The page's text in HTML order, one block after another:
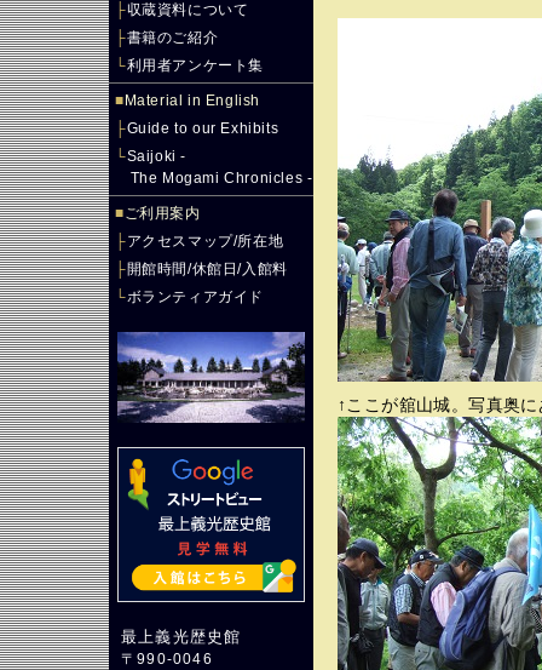
├収蔵資料について
├書籍のご紹介
└利用者アンケート集
■ Material in English
├Guide to our Exhibits
└Saijoki -
The Mogami Chronicles -
■ご利用案内
├アクセスマップ/所在地
├開館時間/休館日/入館料
└ボランティアガイド
最上義光歴史館
〒990-0046
↑ここが舘山城。写真奥